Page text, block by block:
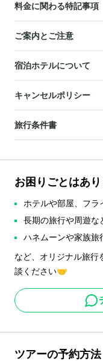
料金に関わる特記事項
ご案内とご注意
宿泊ホテルについて
キャンセルポリシー
旅行条件書
お困りごとはあ
ホテルや部屋、フラ
長期の旅行や周遊な
ハネムーンや家族旅
など、オリジナル旅行
談ください🤝
ツアーの予約方法